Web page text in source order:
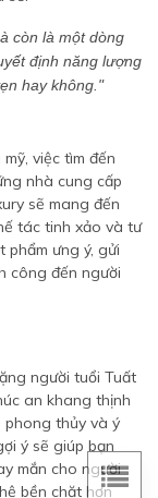
còn là một dòng
định năng lượng
hay không."
việc tìm đến
nhà cung cấp
sẽ mang đến
tác tinh xảo và tư
phẩm ưng ý, gửi
công đến người
người tuổi Tuất
an khang thịnh
phong thủy và ý
ý sẽ giúp bạn
mắn cho người
bền chặt hơn